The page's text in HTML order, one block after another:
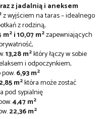
z jadalnią i aneksem
z wyjściem na taras – idealnego
z rodziną,
m2 i 10,07 m2zapewniających
13,28 m2który łączy w sobie
i odpoczynkiem,
6,93 m2
m2która może zostać
pod sypialnię
4,47 m2
22,36 m2